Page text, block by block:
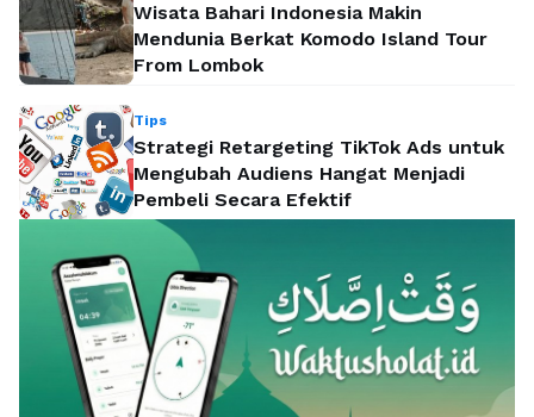
Wisata Bahari Indonesia Makin
Mendunia Berkat Komodo Island Tour
From Lombok
Tips
Strategi Retargeting TikTok Ads untuk
Mengubah Audiens Hangat Menjadi
Pembeli Secara Efektif